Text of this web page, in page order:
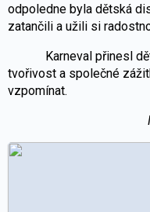
odpoledne byla dětská
zatančili a užili si
Karneval přinesl
tvořivost a společné
vzpomínat.